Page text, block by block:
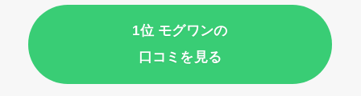
1位 モグワンの
口コミを見る